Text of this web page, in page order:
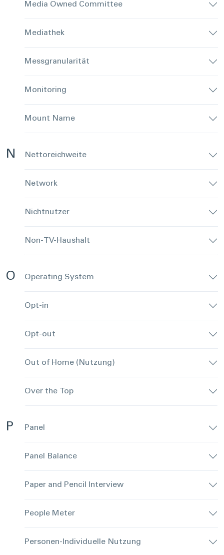
Media Owned Committee
Mediathek
Messgranularität
Monitoring
Mount Name
N Nettoreichweite
Network
Nichtnutzer
Non-TV-Haushalt
O Operating System
Opt-in
Opt-out
Out of Home (Nutzung)
Over the Top
P Panel
Panel Balance
Paper and Pencil Interview
People Meter
Personen-Individuelle Nutzung